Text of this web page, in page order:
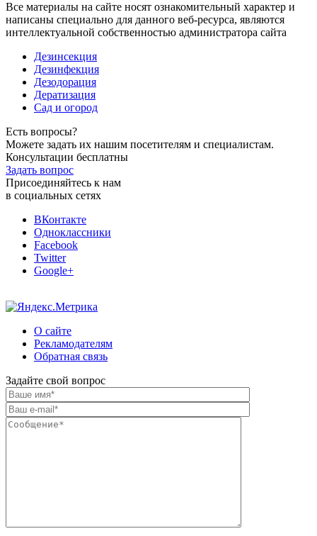
Все материалы на сайте носят ознакомительный характер и
написаны специально для данного веб-ресурса, являются
интеллектуальной собственностью администратора сайта
Дезинсекция
Дезинфекция
Дезодорация
Дератизация
Сад и огород
Есть вопросы?
Можете задать их нашим посетителям и специалистам.
Консультации бесплатны
Задать вопрос
Присоединяйтесь к нам
в социальных сетях
ВКонтакте
Одноклассники
Facebook
Twitter
Google+
О сайте
Рекламодателям
Обратная связь
Задайте свой вопрос